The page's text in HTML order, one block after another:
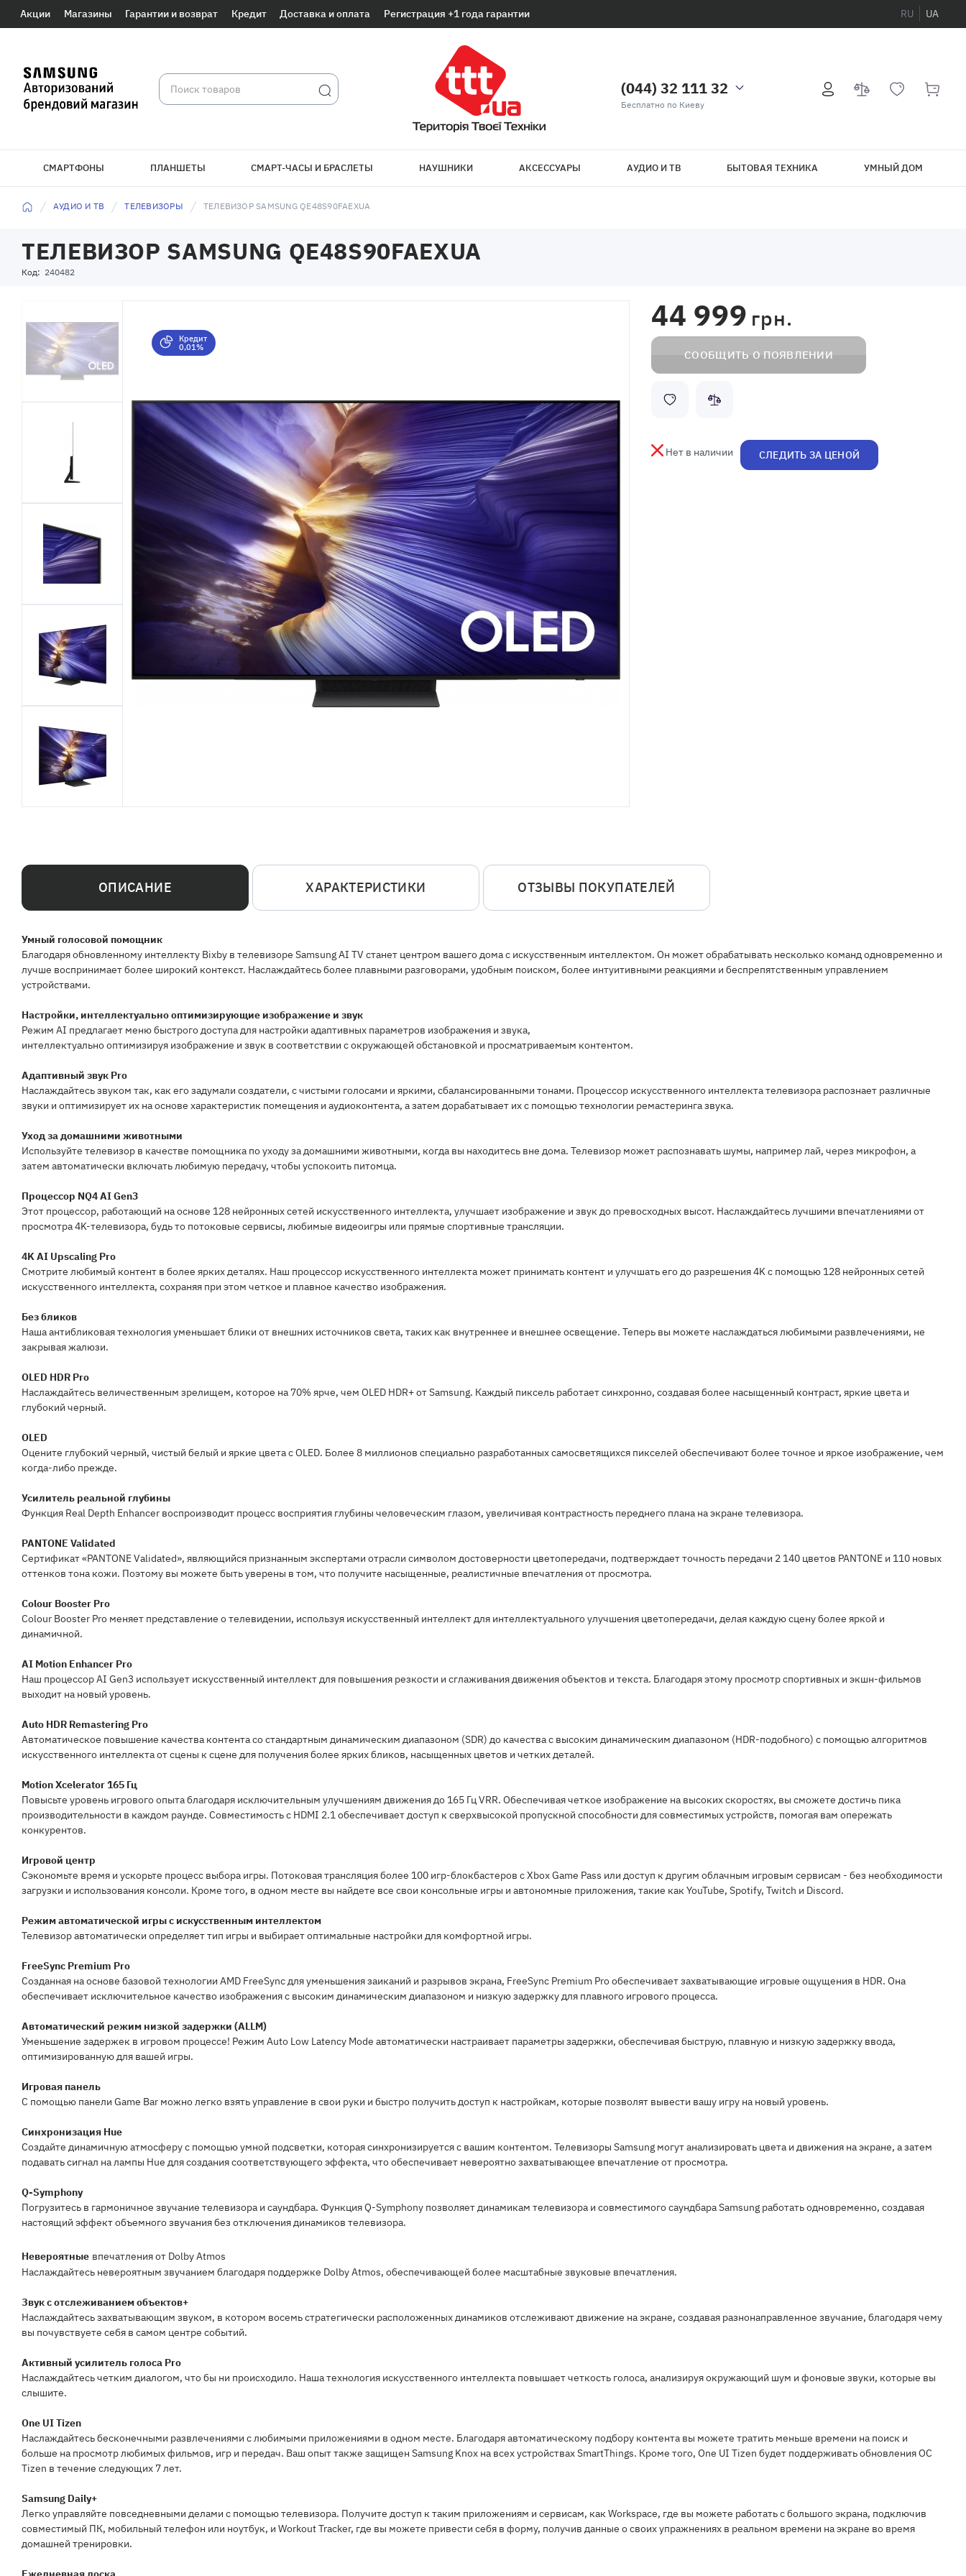
Акции Магазины Гарантии и возврат Кредит Доставка и оплата Регистрация +1 года гарантии RU UA
(044) 32 111 32
Бесплатно по Киеву
СМАРТФОНЫ ПЛАНШЕТЫ СМАРТ-ЧАСЫ И БРАСЛЕТЫ НАУШНИКИ АКСЕССУАРЫ АУДИО И ТВ БЫТОВАЯ ТЕХНИКА УМНЫЙ ДОМ
АУДИО И ТВ ТЕЛЕВИЗОРЫ ТЕЛЕВИЗОР SAMSUNG QE48S90FAEXUA
ТЕЛЕВИЗОР SAMSUNG QE48S90FAEXUA
Код: 240482
Кредит
0,01%
44 999 грн.
СООБЩИТЬ О ПОЯВЛЕНИИ
Нет в наличии СЛЕДИТЬ ЗА ЦЕНОЙ
ОПИСАНИЕ
Умный голосовой помощник
Благодаря обновленному интеллекту Bixby в телевизоре Samsung AI TV станет центром вашего дома с искусственным интеллектом. Он может обрабатывать несколько команд одновременно и
лучше воспринимает более широкий контекст. Наслаждайтесь более плавными разговорами, удобным поиском, более интуитивными реакциями и беспрепятственным управлением
устройствами.
Настройки, интеллектуально оптимизирующие изображение и звук
Режим AI предлагает меню быстрого доступа для настройки адаптивных параметров изображения и звука,
интеллектуально оптимизируя изображение и звук в соответствии с окружающей обстановкой и просматриваемым контентом.
Адаптивный звук Pro
Наслаждайтесь звуком так, как его задумали создатели, с чистыми голосами и яркими, сбалансированными тонами. Процессор искусственного интеллекта телевизора распознает различные
звуки и оптимизирует их на основе характеристик помещения и аудиоконтента, а затем дорабатывает их с помощью технологии ремастеринга звука.
Уход за домашними животными
Используйте телевизор в качестве помощника по уходу за домашними животными, когда вы находитесь вне дома. Телевизор может распознавать шумы, например лай, через микрофон, а
затем автоматически включать любимую передачу, чтобы успокоить питомца.
Процессор NQ4 AI Gen3
Этот процессор, работающий на основе 128 нейронных сетей искусственного интеллекта, улучшает изображение и звук до превосходных высот. Наслаждайтесь лучшими впечатлениями от
просмотра 4K-телевизора, будь то потоковые сервисы, любимые видеоигры или прямые спортивные трансляции.
4K AI Upscaling Pro
Смотрите любимый контент в более ярких деталях. Наш процессор искусственного интеллекта может принимать контент и улучшать его до разрешения 4K с помощью 128 нейронных сетей
искусственного интеллекта, сохраняя при этом четкое и плавное качество изображения.
Без бликов
Наша антибликовая технология уменьшает блики от внешних источников света, таких как внутреннее и внешнее освещение. Теперь вы можете наслаждаться любимыми развлечениями, не
закрывая жалюзи.
OLED HDR Pro
Наслаждайтесь величественным зрелищем, которое на 70% ярче, чем OLED HDR+ от Samsung. Каждый пиксель работает синхронно, создавая более насыщенный контраст, яркие цвета и
глубокий черный.
OLED
Оцените глубокий черный, чистый белый и яркие цвета с OLED. Более 8 миллионов специально разработанных самосветящихся пикселей обеспечивают более точное и яркое изображение, чем
когда-либо прежде.
Усилитель реальной глубины
Функция Real Depth Enhancer воспроизводит процесс восприятия глубины человеческим глазом, увеличивая контрастность переднего плана на экране телевизора.
PANTONE Validated
Сертификат «PANTONE Validated», являющийся признанным экспертами отрасли символом достоверности цветопередачи, подтверждает точность передачи 2 140 цветов PANTONE и 110 новых
оттенков тона кожи. Поэтому вы можете быть уверены в том, что получите насыщенные, реалистичные впечатления от просмотра.
Colour Booster Pro
Colour Booster Pro меняет представление о телевидении, используя искусственный интеллект для интеллектуального улучшения цветопередачи, делая каждую сцену более яркой и
динамичной.
AI Motion Enhancer Pro
Наш процессор AI Gen3 использует искусственный интеллект для повышения резкости и сглаживания движения объектов и текста. Благодаря этому просмотр спортивных и экшн-фильмов
выходит на новый уровень.
Auto HDR Remastering Pro
Автоматическое повышение качества контента со стандартным динамическим диапазоном (SDR) до качества с высоким динамическим диапазоном (HDR-подобного) с помощью алгоритмов
искусственного интеллекта от сцены к сцене для получения более ярких бликов, насыщенных цветов и четких деталей.
Motion Xcelerator 165 Гц
Повысьте уровень игрового опыта благодаря исключительным улучшениям движения до 165 Гц VRR. Обеспечивая четкое изображение на высоких скоростях, вы сможете достичь пика
производительности в каждом раунде. Совместимость с HDMI 2.1 обеспечивает доступ к сверхвысокой пропускной способности для совместимых устройств, помогая вам опережать
конкурентов.
Игровой центр
Сэкономьте время и ускорьте процесс выбора игры. Потоковая трансляция более 100 игр-блокбастеров с Xbox Game Pass или доступ к другим облачным игровым сервисам - без необходимости
загрузки и использования консоли. Кроме того, в одном месте вы найдете все свои консольные игры и автономные приложения, такие как YouTube, Spotify, Twitch и Discord.
Режим автоматической игры с искусственным интеллектом
Телевизор автоматически определяет тип игры и выбирает оптимальные настройки для комфортной игры.
FreeSync Premium Pro
Созданная на основе базовой технологии AMD FreeSync для уменьшения заиканий и разрывов экрана, FreeSync Premium Pro обеспечивает захватывающие игровые ощущения в HDR. Она
обеспечивает исключительное качество изображения с высоким динамическим диапазоном и низкую задержку для плавного игрового процесса.
Автоматический режим низкой задержки (ALLM)
Уменьшение задержек в игровом процессе! Режим Auto Low Latency Mode автоматически настраивает параметры задержки, обеспечивая быструю, плавную и низкую задержку ввода,
оптимизированную для вашей игры.
Игровая панель
С помощью панели Game Bar можно легко взять управление в свои руки и быстро получить доступ к настройкам, которые позволят вывести вашу игру на новый уровень.
Синхронизация Hue
Создайте динамичную атмосферу с помощью умной подсветки, которая синхронизируется с вашим контентом. Телевизоры Samsung могут анализировать цвета и движения на экране, а затем
подавать сигнал на лампы Hue для создания соответствующего эффекта, что обеспечивает невероятно захватывающее впечатление от просмотра.
Q-Symphony
Погрузитесь в гармоничное звучание телевизора и саундбара. Функция Q-Symphony позволяет динамикам телевизора и совместимого саундбара Samsung работать одновременно, создавая
настоящий эффект объемного звучания без отключения динамиков телевизора.
Невероятные впечатления от Dolby Atmos
Наслаждайтесь невероятным звучанием благодаря поддержке Dolby Atmos, обеспечивающей более масштабные звуковые впечатления.
Звук с отслеживанием объектов+
Наслаждайтесь захватывающим звуком, в котором восемь стратегически расположенных динамиков отслеживают движение на экране, создавая разнонаправленное звучание, благодаря чему
вы почувствуете себя в самом центре событий.
Активный усилитель голоса Pro
Наслаждайтесь четким диалогом, что бы ни происходило. Наша технология искусственного интеллекта повышает четкость голоса, анализируя окружающий шум и фоновые звуки, которые вы
слышите.
One UI Tizen
Наслаждайтесь бесконечными развлечениями с любимыми приложениями в одном месте. Благодаря автоматическому подбору контента вы можете тратить меньше времени на поиск и
больше на просмотр любимых фильмов, игр и передач. Ваш опыт также защищен Samsung Knox на всех устройствах SmartThings. Кроме того, One UI Tizen будет поддерживать обновления ОС
Tizen в течение следующих 7 лет.
Samsung Daily+
Легко управляйте повседневными делами с помощью телевизора. Получите доступ к таким приложениям и сервисам, как Workspace, где вы можете работать с большого экрана, подключив
совместимый ПК, мобильный телефон или ноутбук, и Workout Tracker, где вы можете привести себя в форму, получив данные о своих упражнениях в реальном времени на экране во время
домашней тренировки.
ХАРАКТЕРИСТИКИ ОТЗЫВЫ ПОКУПАТЕЛЕЙ